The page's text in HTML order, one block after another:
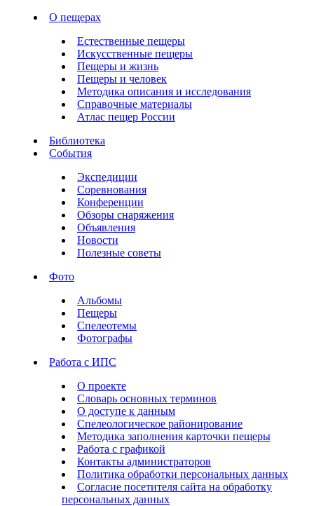
О пещерах
Естественные пещеры
Искусственные пещеры
Пещеры и жизнь
Пещеры и человек
Методика описания и исследования
Справочные материалы
Атлас пещер России
Библиотека
События
Экспедиции
Соревнования
Конференции
Обзоры снаряжения
Объявления
Новости
Полезные советы
Фото
Альбомы
Пещеры
Спелеотемы
Фотографы
Работа с ИПС
О проекте
Словарь основных терминов
О доступе к данным
Спелеологическое районирование
Методика заполнения карточки пещеры
Работа с графикой
Контакты администраторов
Политика обработки персональных данных
Согласие посетителя сайта на обработку
персональных данных